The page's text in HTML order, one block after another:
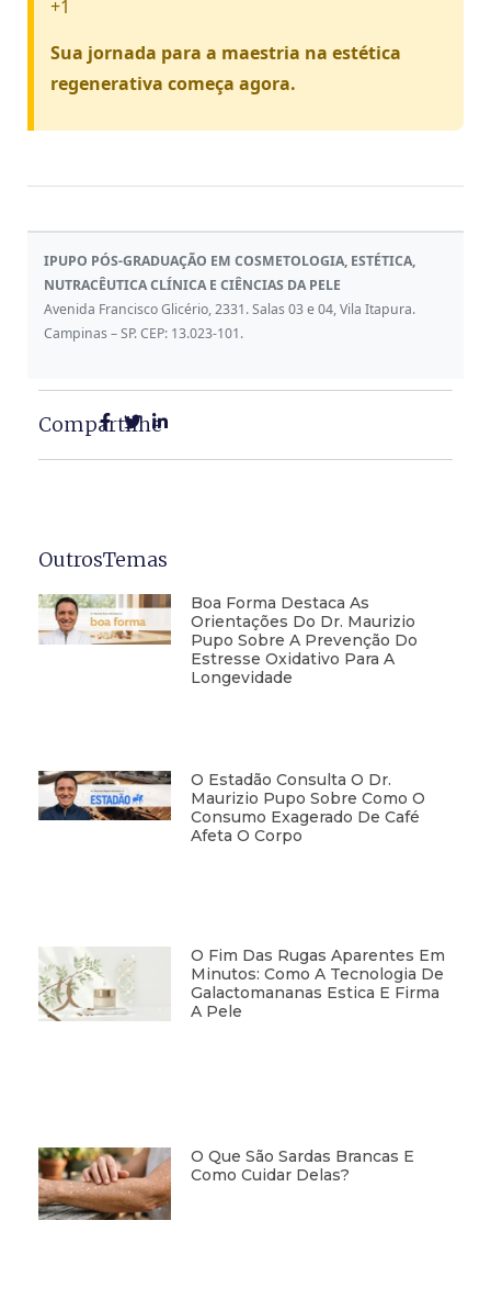
+1
Sua jornada para a maestria na estética
regenerativa começa agora.
IPUPO PÓS-GRADUAÇÃO EM COSMETOLOGIA, ESTÉTICA,
NUTRACÊUTICA CLÍNICA E CIÊNCIAS DA PELE
Avenida Francisco Glicério, 2331. Salas 03 e 04, Vila Itapura.
Campinas – SP. CEP: 13.023-101.
Compartilhe
OutrosTemas
Boa Forma Destaca As
Orientações Do Dr. Maurizio
Pupo Sobre A Prevenção Do
Estresse Oxidativo Para A
Longevidade
O Estadão Consulta O Dr.
Maurizio Pupo Sobre Como O
Consumo Exagerado De Café
Afeta O Corpo
O Fim Das Rugas Aparentes Em
Minutos: Como A Tecnologia De
Galactomananas Estica E Firma
A Pele
O Que São Sardas Brancas E
Como Cuidar Delas?